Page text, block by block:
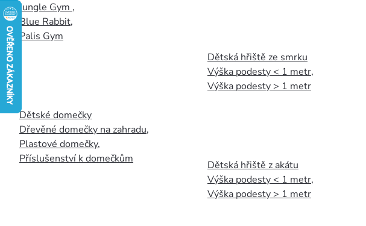
Jungle Gym ,
Blue Rabbit,
Palis Gym
Dětské domečky
Dřevěné domečky na zahradu,
Plastové domečky,
Příslušenství k domečkům
Dětská hřiště ze smrku
Výška podesty < 1 metr,
Výška podesty > 1 metr
Dětská hřiště z akátu
Výška podesty < 1 metr,
Výška podesty > 1 metr